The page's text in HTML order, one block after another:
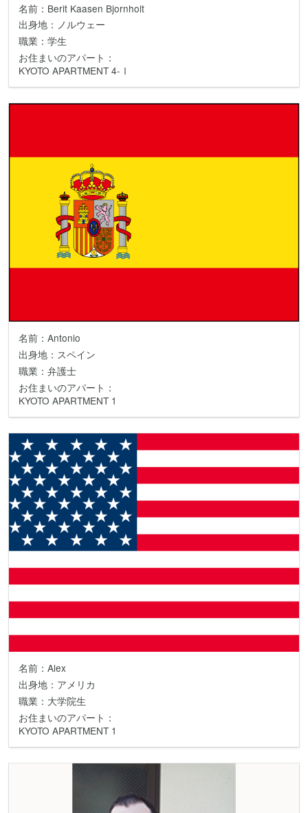
名前：Berit Kaasen Bjornholt
出身地：ノルウェー
職業：学生
お住まいのアパート：
KYOTO APARTMENT 4-Ⅰ
名前：Antonio
出身地：スペイン
職業：弁護士
お住まいのアパート：
KYOTO APARTMENT 1
名前：Alex
出身地：アメリカ
職業：大学院生
お住まいのアパート：
KYOTO APARTMENT 1